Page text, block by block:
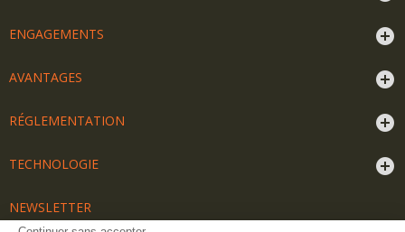
ENGAGEMENTS
AVANTAGES
RÉGLEMENTATION
TECHNOLOGIE
NEWSLETTER